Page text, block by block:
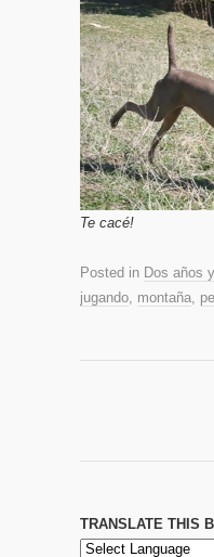
Te cacé!
Posted in Dos años
jugando, montaña,
TRANSLATE THIS